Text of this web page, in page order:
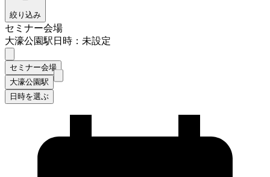
絞り込み
セミナー会場
大濠公園駅日時：未設定
セミナー会場
大濠公園駅
日時を選ぶ